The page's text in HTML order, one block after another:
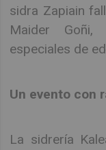
sidra Zapiain
Maider Goñi,
especiales de
Un evento con
La sidrería